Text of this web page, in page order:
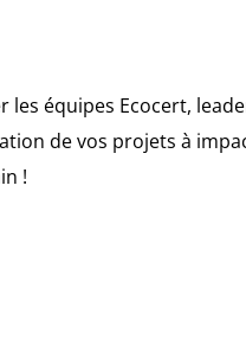
les équipes Ecocert,
de vos projets à
!